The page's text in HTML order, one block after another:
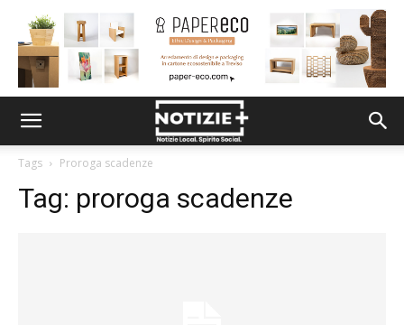
Tags Proroga scadenze
Tag: proroga scadenze